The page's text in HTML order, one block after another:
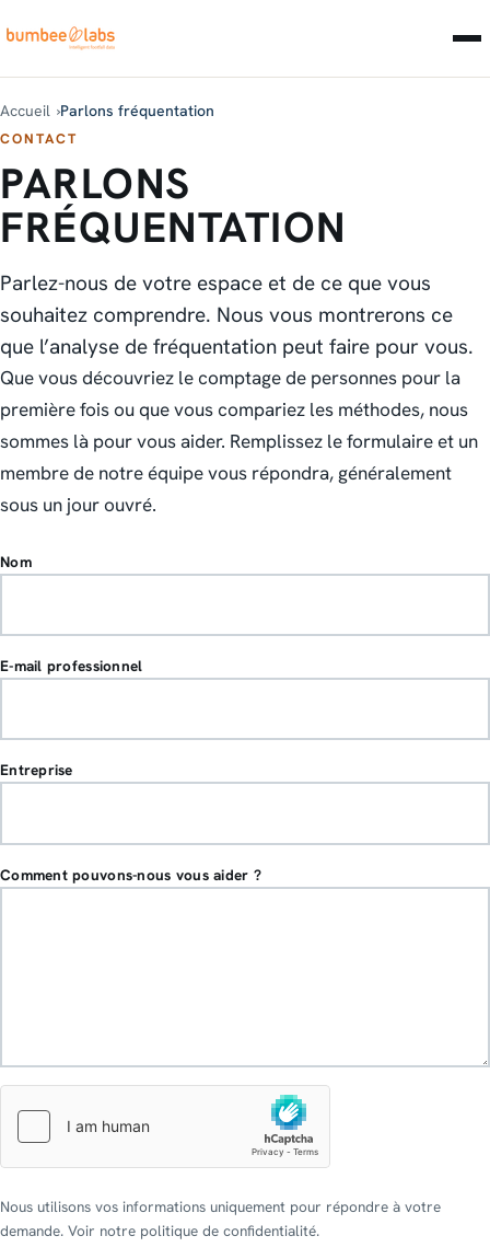
Accueil Parlons fréquentation
CONTACT
PARLONS
FRÉQUENTATION
Parlez-nous de votre espace et de ce que vous
souhaitez comprendre. Nous vous montrerons ce
que l’analyse de fréquentation peut faire pour vous.
Que vous découvriez le comptage de personnes pour la
première fois ou que vous compariez les méthodes, nous
sommes là pour vous aider. Remplissez le formulaire et un
membre de notre équipe vous répondra, généralement
sous un jour ouvré.
Nom
E-mail professionnel
Entreprise
Comment pouvons-nous vous aider ?
Nous utilisons vos informations uniquement pour répondre à votre
demande. Voir notre politique de confidentialité.